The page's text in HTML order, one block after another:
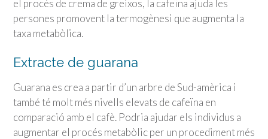
el procés de crema de greixos, la cafeïna ajuda les
persones promovent la termogènesi que augmenta la
taxa metabòlica.
Extracte de guarana
Guarana es crea a partir d’un arbre de Sud-amèrica i
també té molt més nivells elevats de cafeïna en
comparació amb el cafè. Podria ajudar els individus a
augmentar el procés metabòlic per un procediment més